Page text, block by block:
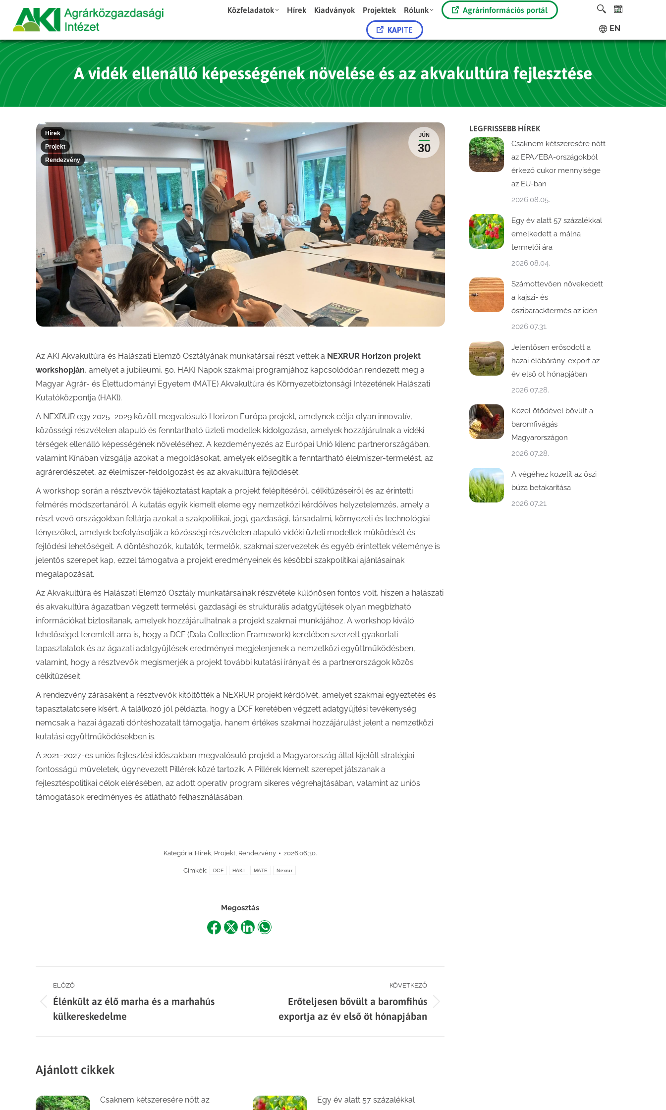
Közfeladatok Hírek Kiadványok Projektek Rólunk Agrárinformációs portál
KAPITE EN
A vidék ellenálló képességének növelése és az akvakultúra fejlesztése
JÚN
30
Hírek
Projekt
Rendezvény
Az AKI Akvakultúra és Halászati Elemző Osztályának munkatársai részt vettek a NEXRUR Horizon projekt
workshopján, amelyet a jubileumi, 50. HAKI Napok szakmai programjához kapcsolódóan rendezett meg a
Magyar Agrár- és Élettudományi Egyetem (MATE) Akvakultúra és Környezetbiztonsági Intézetének Halászati
Kutatóközpontja (HAKI).
A NEXRUR egy 2025–2029 között megvalósuló Horizon Európa projekt, amelynek célja olyan innovatív,
közösségi részvételen alapuló és fenntartható üzleti modellek kidolgozása, amelyek hozzájárulnak a vidéki
térségek ellenálló képességének növeléséhez. A kezdeményezés az Európai Unió kilenc partnerországában,
valamint Kínában vizsgálja azokat a megoldásokat, amelyek elősegítik a fenntartható élelmiszer-termelést, az
agrárerdészetet, az élelmiszer-feldolgozást és az akvakultúra fejlődését.
A workshop során a résztvevők tájékoztatást kaptak a projekt felépítéséről, célkitűzéseiről és az érintetti
felmérés módszertanáról. A kutatás egyik kiemelt eleme egy nemzetközi kérdőíves helyzetelemzés, amely a
részt vevő országokban feltárja azokat a szakpolitikai, jogi, gazdasági, társadalmi, környezeti és technológiai
tényezőket, amelyek befolyásolják a közösségi részvételen alapuló vidéki üzleti modellek működését és
fejlődési lehetőségeit. A döntéshozók, kutatók, termelők, szakmai szervezetek és egyéb érintettek véleménye is
jelentős szerepet kap, ezzel támogatva a projekt eredményeinek és későbbi szakpolitikai ajánlásainak
megalapozását.
Az Akvakultúra és Halászati Elemző Osztály munkatársainak részvétele különösen fontos volt, hiszen a halászati
és akvakultúra ágazatban végzett termelési, gazdasági és strukturális adatgyűjtések olyan megbízható
információkat biztosítanak, amelyek hozzájárulhatnak a projekt szakmai munkájához. A workshop kiváló
lehetőséget teremtett arra is, hogy a DCF (Data Collection Framework) keretében szerzett gyakorlati
tapasztalatok és az ágazati adatgyűjtések eredményei megjelenjenek a nemzetközi együttműködésben,
valamint, hogy a résztvevők megismerjék a projekt további kutatási irányait és a partnerországok közös
célkitűzéseit.
A rendezvény zárásaként a résztvevők kitöltötték a NEXRUR projekt kérdőívét, amelyet szakmai egyeztetés és
tapasztalatcsere kísért. A találkozó jól példázta, hogy a DCF keretében végzett adatgyűjtési tevékenység
nemcsak a hazai ágazati döntéshozatalt támogatja, hanem értékes szakmai hozzájárulást jelent a nemzetközi
kutatási együttműködésekben is.
A 2021–2027-es uniós fejlesztési időszakban megvalósuló projekt a Magyarország által kijelölt stratégiai
fontosságú műveletek, úgynevezett Pillérek közé tartozik. A Pillérek kiemelt szerepet játszanak a
fejlesztéspolitikai célok elérésében, az adott operatív program sikeres végrehajtásában, valamint az uniós
támogatások eredményes és átlátható felhasználásában.
Kategória: Hírek, Projekt, Rendezvény 2026.06.30.
Címkék: DCF HAKI MATE Nexrur
Megosztás
ShareShareShareShare
Post
navigation
ELŐZŐ
Previous
post:
Élénkült az élő marha és a marhahús
külkereskedelme
KÖVETKEZŐ
Erőteljesen bővült a baromfihús
exportja az év első öt hónapjában
Ajánlott cikkek
Csaknem kétszeresére nőtt az
Egy év alatt 57 százalékkal
LEGFRISSEBB HÍREK
Csaknem kétszeresére nőtt
az EPA/EBA-országokból
érkező cukor mennyisége
az EU-ban
2026.08.05.
Egy év alatt 57 százalékkal
emelkedett a málna
termelői ára
2026.08.04.
Számottevően növekedett
a kajszi- és
őszibaracktermés az idén
2026.07.31.
Jelentősen erősödött a
hazai élőbárány-export az
év első öt hónapjában
2026.07.28.
Közel ötödével bővült a
baromfivágás
Magyarországon
2026.07.28.
A végéhez közelít az őszi
búza betakarítása
2026.07.21.